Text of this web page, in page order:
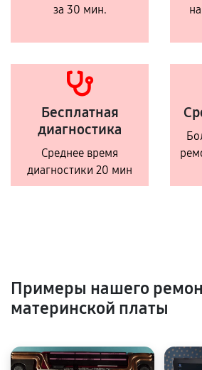
за 30 мин.
Бесплатная
диагностика
Среднее время
диагностики 20 мин
Примеры нашего
материнской платы